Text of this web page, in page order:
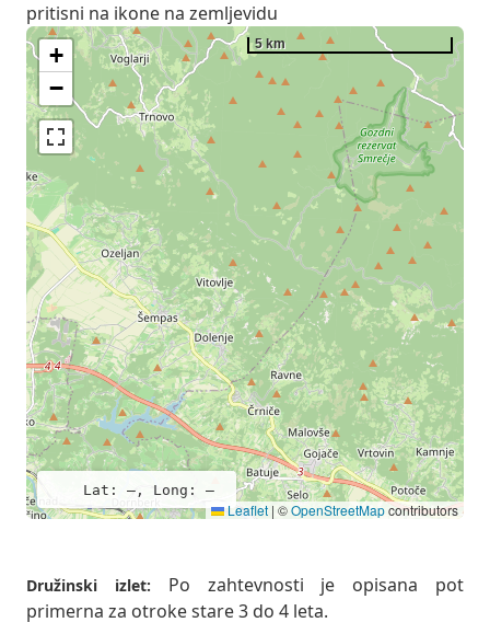
pritisni na ikone na zemljevidu
+
−
5 km
Lat: –, Long: –
Leaflet | ©OpenStreetMapcontributors
Družinski izlet:
Po zahtevnosti je opisana pot
primerna za otroke stare 3 do 4 leta.